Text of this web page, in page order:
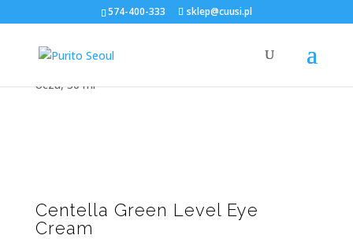
574-400-333 sklep@cuusi.pl
Strona główna /
/ Centella
oczu, 30 ml
Centella Green Level Eye
Cream